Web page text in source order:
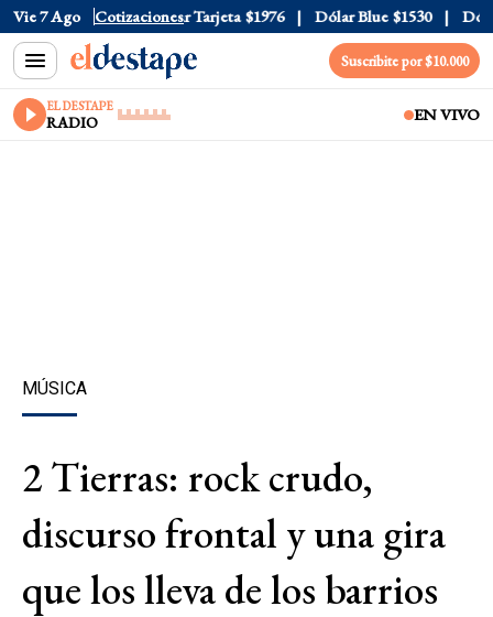
Vie 7 Ago Cotizaciones
Oficial $1520 Dólar Tarjeta $1976 Dólar Blue $1530 Dólar
Suscribite por $10.000
EL DESTAPE
RADIO EN VIVO
MÚSICA
2 Tierras: rock crudo,
discurso frontal y una gira
que los lleva de los barrios